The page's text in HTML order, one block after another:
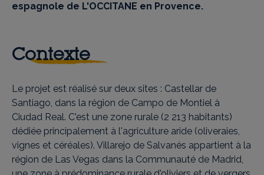
espagnole de L'OCCITANE en Provence.
Contexte
Le projet est réalisé sur deux sites : Castellar de
Santiago, dans la région de Campo de Montiel à
Ciudad Real. C'est une zone rurale (2 213 habitants)
dédiée principalement à l'agriculture aride (oliveraies,
vignes et céréales). Villarejo de Salvanés appartient à la
région de Las Vegas dans la Communauté de Madrid,